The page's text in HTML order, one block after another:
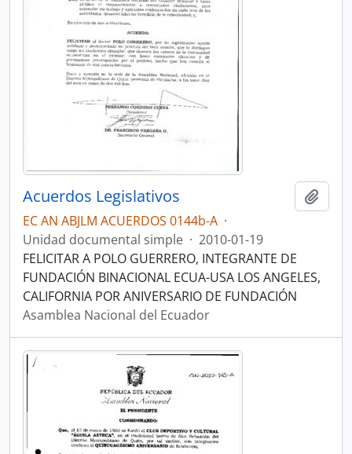
Acuerdos Legislativos
EC AN ABJLM ACUERDOS 0144b-A ·
Unidad documental simple · 2010-01-19
FELICITAR A POLO GUERRERO, INTEGRANTE DE
FUNDACIÓN BINACIONAL ECUA-USA LOS ANGELES,
CALIFORNIA POR ANIVERSARIO DE FUNDACIÓN
Asamblea Nacional del Ecuador